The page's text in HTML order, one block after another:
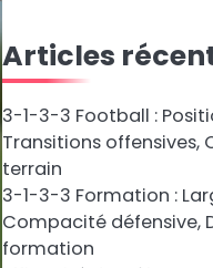
Articles
3-1-3-3 Football :
Transitions offensives,
terrain
3-1-3-3 Formation :
Compacité défensive,
formation